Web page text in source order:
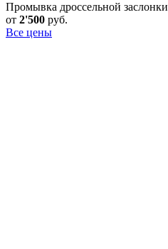
Промывка дроссельной заслонки
от 2'500 руб.
Все цены